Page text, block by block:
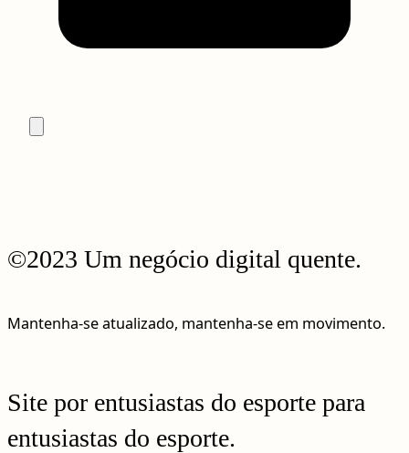
©2023 Um negócio digital quente.
Mantenha-se atualizado, mantenha-se em movimento.
Site por entusiastas do esporte para
entusiastas do esporte.